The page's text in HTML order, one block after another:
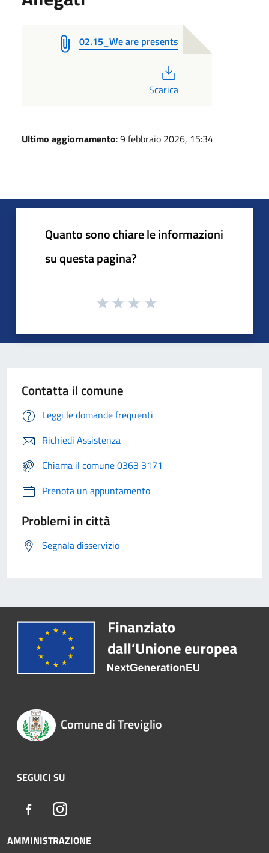
02.15_We are presents
Scarica
Ultimo aggiornamento: 9 febbraio 2026, 15:34
Quanto sono chiare le informazioni
su questa pagina?
Contatta il comune
Leggi le domande frequenti
Richiedi Assistenza
Chiama il comune 0363 3171
Prenota un appuntamento
Problemi in città
Segnala disservizio
Comune di Treviglio
SEGUICI SU
FacebookInstagram
AMMINISTRAZIONE